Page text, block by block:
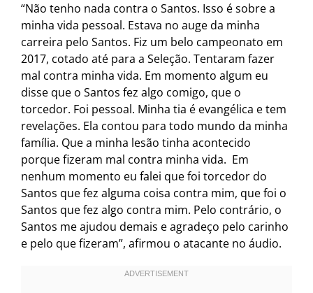
“Não tenho nada contra o Santos. Isso é sobre a
minha vida pessoal. Estava no auge da minha
carreira pelo Santos. Fiz um belo campeonato em
2017, cotado até para a Seleção. Tentaram fazer
mal contra minha vida. Em momento algum eu
disse que o Santos fez algo comigo, que o
torcedor. Foi pessoal. Minha tia é evangélica e tem
revelações. Ela contou para todo mundo da minha
família. Que a minha lesão tinha acontecido
porque fizeram mal contra minha vida. Em
nenhum momento eu falei que foi torcedor do
Santos que fez alguma coisa contra mim, que foi o
Santos que fez algo contra mim. Pelo contrário, o
Santos me ajudou demais e agradeço pelo carinho
e pelo que fizeram”, afirmou o atacante no áudio.